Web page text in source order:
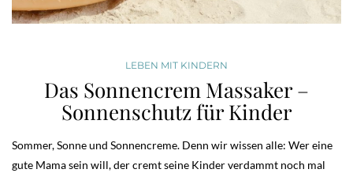
LEBEN MIT KINDERN
Das Sonnencrem Massaker –
Sonnenschutz für Kinder
Sommer, Sonne und Sonnencreme. Denn wir wissen alle: Wer eine
gute Mama sein will, der cremt seine Kinder verdammt noch mal